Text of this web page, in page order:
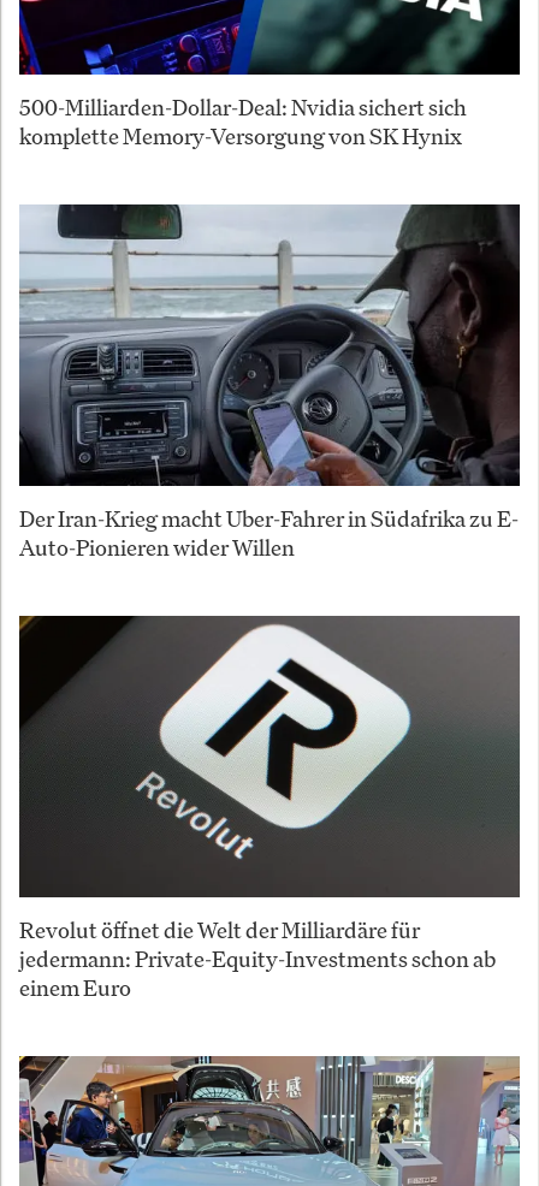
500-Milliarden-Dollar-Deal: Nvidia sichert sich
komplette Memory-Versorgung von SK Hynix
Der Iran-Krieg macht Uber-Fahrer in Südafrika zu E-
Auto-Pionieren wider Willen
Revolut öffnet die Welt der Milliardäre für
jedermann: Private-Equity-Investments schon ab
einem Euro